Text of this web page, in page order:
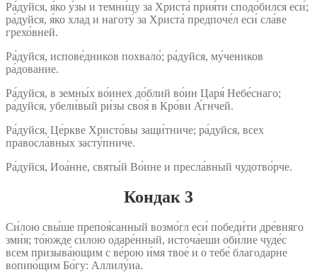
Ра́дуйся, я́ко у́зы и темни́цу за Христа́ прия́ти сподо́бился еси́;
ра́дуйся, я́ко хлад и наготу́ за Христа́ предпоче́л еси́ сла́ве
грехо́вней.
Ра́дуйся, испове́дников похвало́; ра́дуйся, му́чеников
ра́дование.
Ра́дуйся, в земны́х во́инех до́блий во́ин Царя́ Небе́снаго;
ра́дуйся, убели́вый ри́зы своя́ в Кро́ви А́гнчей.
Ра́дуйся, Це́ркве Христо́вы защи́тниче; ра́дуйся, всех
правосла́вных засту́пниче.
Ра́дуйся, Иоа́нне, святы́й Во́ине и пресла́вный чудотво́рче.
Кондак 3
Си́лою свы́ше препоя́санный возмо́гл еси́ победи́ти дре́вняго
зми́я; то́южде си́лою одаре́нный, источа́еши оби́лие чуде́с
всем призыва́ющим с ве́рою и́мя твое́ и о тебе́ благода́рне
вопию́щим Бо́гу: Аллилу́иа.